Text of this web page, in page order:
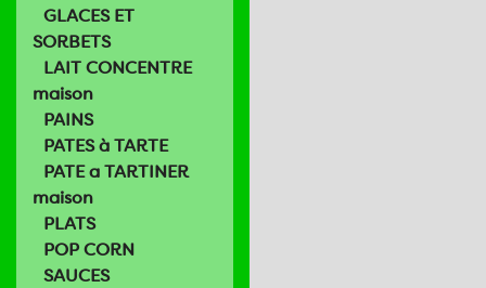
GLACES ET
SORBETS
LAIT CONCENTRE
maison
PAINS
PATES à TARTE
PATE a TARTINER
maison
PLATS
POP CORN
SAUCES